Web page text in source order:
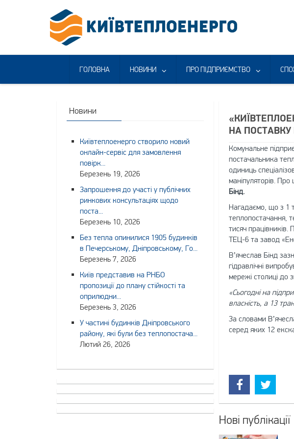
ГОЛОВНА НОВИНИ ПРО ПІДПРИЄМСТВО
НА
Комунальне
постачальника
одиниць
маніпуляторів.
Бінд.
Нагадаємо, що з 1
теплопостачання,
тисяч
ТЕЦ-6 та завод
В’ячеслав Бінд
гідравлічні
мережі столиці до
«Сьогодні на
власність, а 13
За словами
серед яких 12
Нові публікації
Новини
Київтеплоенерго створило новий
онлайн-сервіс для замовлення
повірк...
Березень 19, 2026
Запрошення до участі у публічних
ринкових консультаціях щодо
поста...
Березень 10, 2026
Без тепла опинилися 1905 будинків
в Печерському, Дніпровському, Го...
Березень 7, 2026
Київ представив на РНБО
пропозиції до плану стійкості та
оприлюдни...
Березень 3, 2026
У частині будинків Дніпровського
району, які були без теплопостача...
Лютий 26, 2026